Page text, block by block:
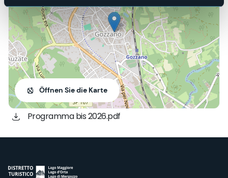
Öffnen Sie die Karte
Programma bis 2026.pdf